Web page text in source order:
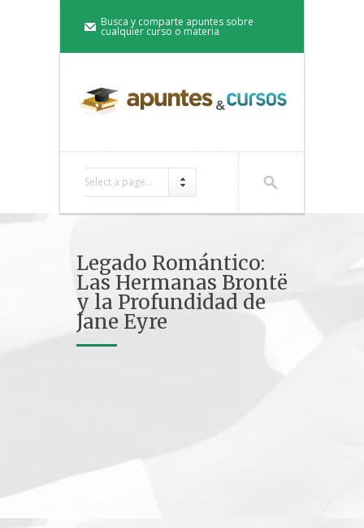
Busca y comparte apuntes sobre
cualquier curso o materia
Select a page...
Legado Romántico:
Las Hermanas Brontë
y la Profundidad de
Jane Eyre